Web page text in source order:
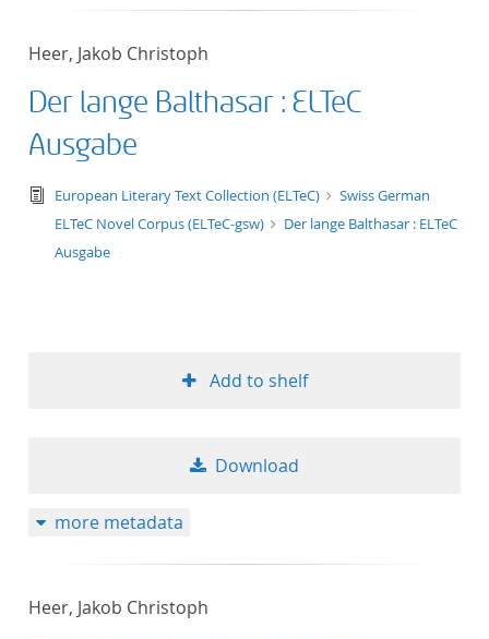
title descending
format
Heer, Jakob Christoph
Der lange Balthasar : ELTeC
Ausgabe
text/tg.edition+tg.aggregation+xml
European Literary Text Collection (ELTeC)
Swiss German
ELTeC Novel Corpus (ELTeC-gsw)
Der lange Balthasar : ELTeC
Ausgabe
Add to shelf
Download
more metadata
Heer, Jakob Christoph